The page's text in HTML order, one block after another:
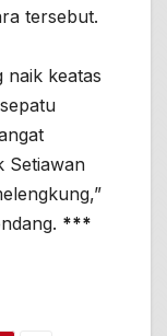
tersebut.
naik keatas
Setiawan
***